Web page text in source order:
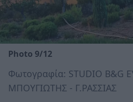
Photo 9/12
Φωτογραφία: STUDIO B&G
ΜΠΟΥΓΙΩΤΗΣ - Γ.ΡΑΣΣΙΑΣ